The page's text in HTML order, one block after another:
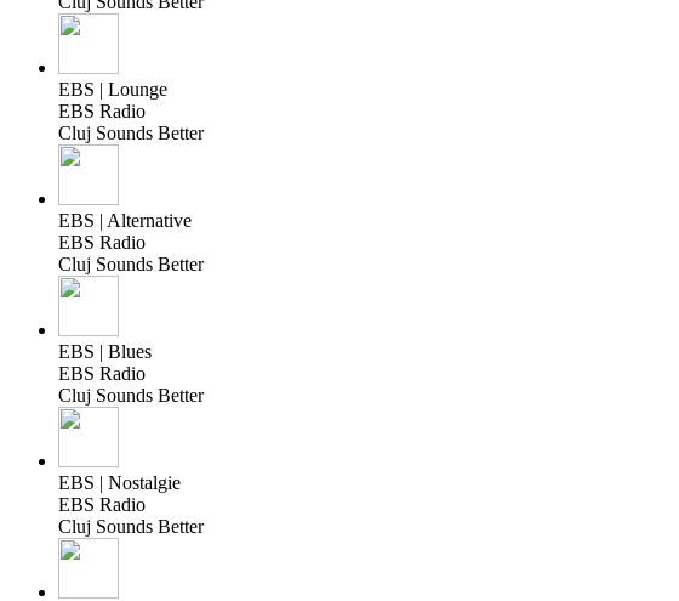
EBS | Lounge
EBS Radio
Cluj Sounds Better
EBS | Alternative
EBS Radio
Cluj Sounds Better
EBS | Blues
EBS Radio
Cluj Sounds Better
EBS | Nostalgie
EBS Radio
Cluj Sounds Better